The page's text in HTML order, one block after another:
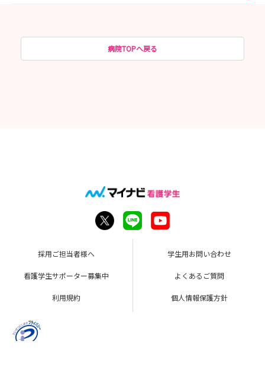
病院TOPへ戻る
採用ご担当者様へ 学生用お問い合わせ
看護学生サポーター募集中 よくあるご質問
利用規約 個人情報保護方針